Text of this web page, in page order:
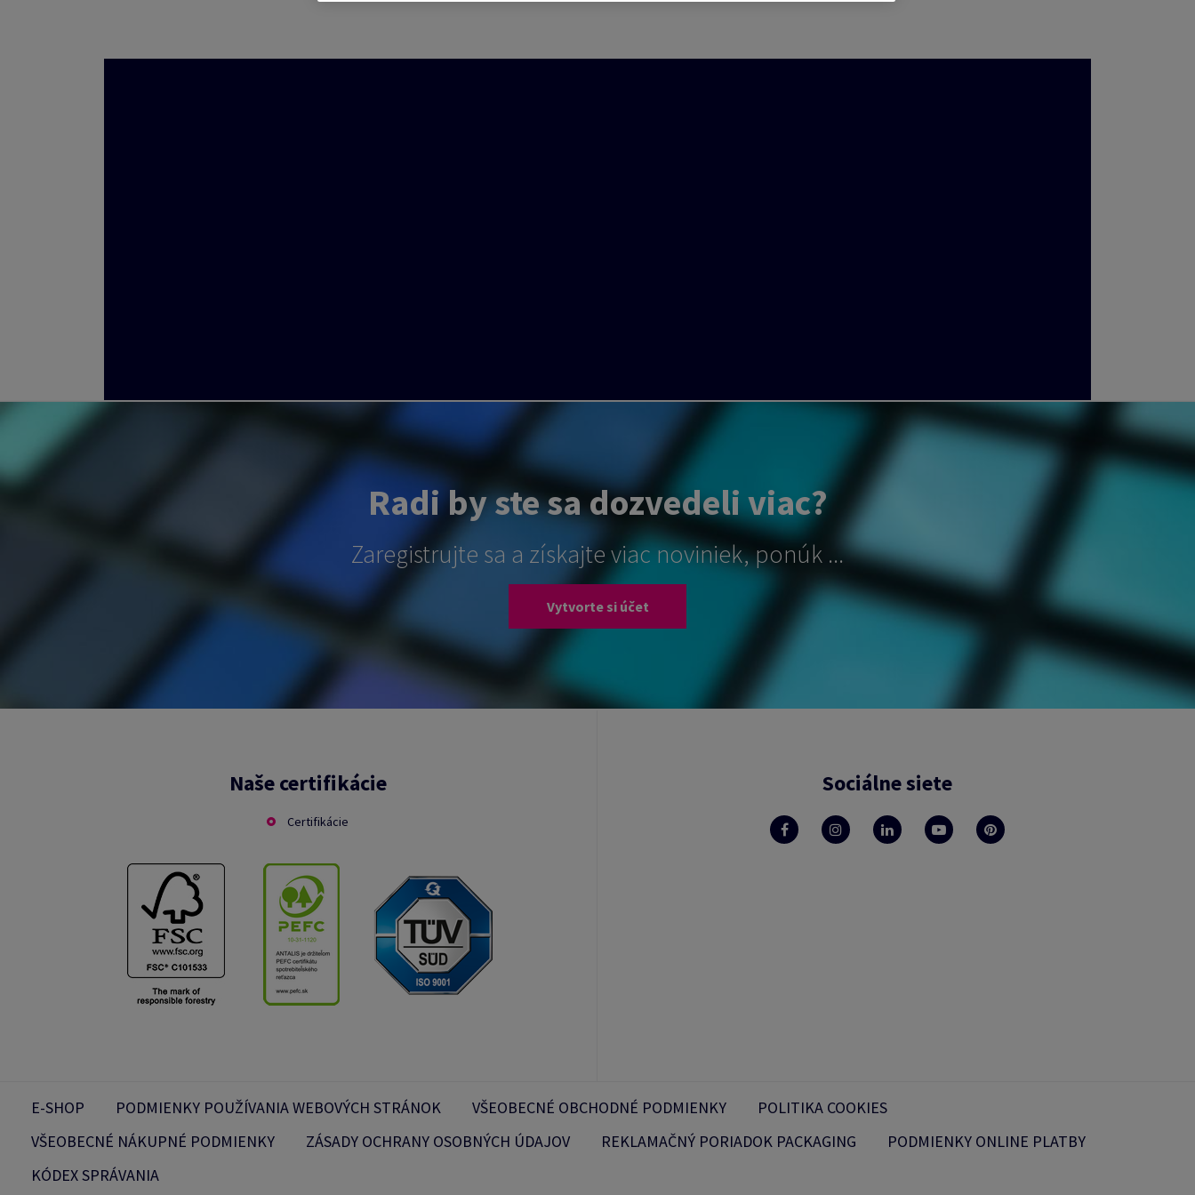
Radi by ste sa dozvedeli viac?
Zaregistrujte sa a získajte viac noviniek, ponúk ...
Vytvorte si účet
Naše certifikácie
Certifikácie
Sociálne siete
E-SHOP PODMIENKY POUŽÍVANIA WEBOVÝCH STRÁNOK VŠEOBECNÉ OBCHODNÉ PODMIENKY
POLITIKA COOKIES
VŠEOBECNÉ NÁKUPNÉ PODMIENKY
ZÁSADY OCHRANY OSOBNÝCH ÚDAJOV REKLAMAČNÝ PORIADOK PACKAGING
PODMIENKY ONLINE PLATBY
KÓDEX SPRÁVANIA